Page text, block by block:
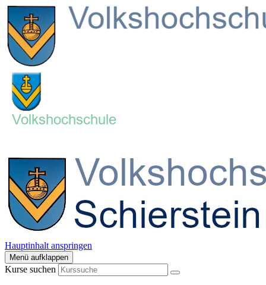
Hauptinhalt anspringen
Menü aufklappen
Kurse suchen